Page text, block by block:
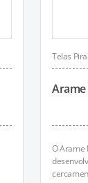
Telas
Arame
O Arame